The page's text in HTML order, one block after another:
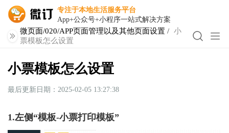
专注于本地生活服务平台
App+公众号+小程序一站式解决方案
微页面/020/APP页面管理以及其他页面设置/ 小
票模板怎么设置
小票模板怎么设置
最后更新日期：2025-02-05 13:27:38
1.左侧“模板-小票打印模板”